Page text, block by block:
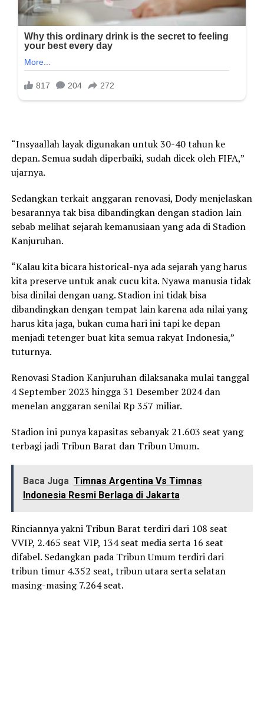
“Insyaallah layak digunakan untuk 30-40 tahun ke
depan. Semua sudah diperbaiki, sudah dicek oleh FIFA,”
ujarnya.
Sedangkan terkait anggaran renovasi, Dody menjelaskan
besarannya tak bisa dibandingkan dengan stadion lain
sebab melihat sejarah kemanusiaan yang ada di Stadion
Kanjuruhan.
“Kalau kita bicara historical-nya ada sejarah yang harus
kita preserve untuk anak cucu kita. Nyawa manusia tidak
bisa dinilai dengan uang. Stadion ini tidak bisa
dibandingkan dengan tempat lain karena ada nilai yang
harus kita jaga, bukan cuma hari ini tapi ke depan
menjadi tetenger buat kita semua rakyat Indonesia,”
tuturnya.
Renovasi Stadion Kanjuruhan dilaksanaka mulai tanggal
4 September 2023 hingga 31 Desember 2024 dan
menelan anggaran senilai Rp 357 miliar.
Stadion ini punya kapasitas sebanyak 21.603 seat yang
terbagi jadi Tribun Barat dan Tribun Umum.
Baca Juga Timnas Argentina Vs Timnas
Indonesia Resmi Berlaga di Jakarta
Rinciannya yakni Tribun Barat terdiri dari 108 seat
VVIP, 2.465 seat VIP, 134 seat media serta 16 seat
difabel. Sedangkan pada Tribun Umum terdiri dari
tribun timur 4.352 seat, tribun utara serta selatan
masing-masing 7.264 seat.